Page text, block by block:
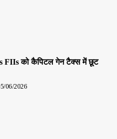
FIIs को कैपिटल गेन टैक्स में छूट
06/2026